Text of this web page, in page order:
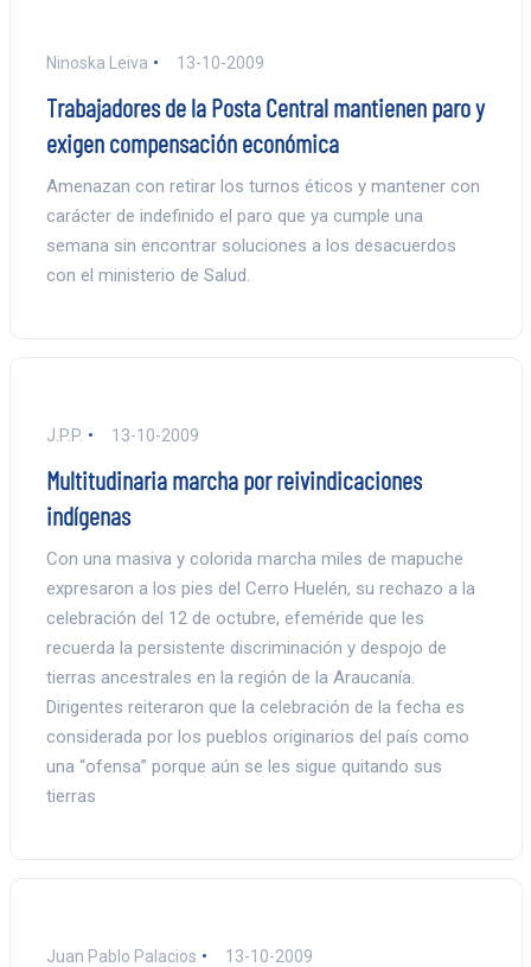
Ninoska Leiva 13-10-2009
Trabajadores de la Posta Central mantienen paro y
exigen compensación económica
Amenazan con retirar los turnos éticos y mantener con
carácter de indefinido el paro que ya cumple una
semana sin encontrar soluciones a los desacuerdos
con el ministerio de Salud.
J.P.P. 13-10-2009
Multitudinaria marcha por reivindicaciones
indígenas
Con una masiva y colorida marcha miles de mapuche
expresaron a los pies del Cerro Huelén, su rechazo a la
celebración del 12 de octubre, efeméride que les
recuerda la persistente discriminación y despojo de
tierras ancestrales en la región de la Araucanía.
Dirigentes reiteraron que la celebración de la fecha es
considerada por los pueblos originarios del país como
una “ofensa” porque aún se les sigue quitando sus
tierras
Juan Pablo Palacios 13-10-2009